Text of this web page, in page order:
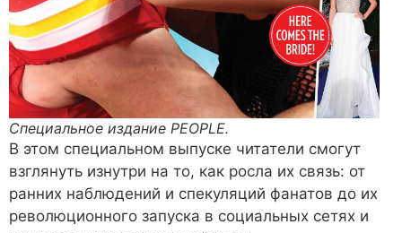
Специальное издание PEOPLE.
В этом специальном выпуске читатели смогут
взглянуть изнутри на то, как росла их связь: от
ранних наблюдений и спекуляций фанатов до их
революционного запуска в социальных сетях и